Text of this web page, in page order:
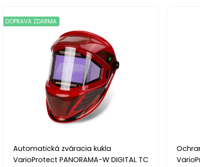
Automatická zváracia kukla
VarioProtect PANORAMA-W DIGITAL TC
DOPRAVA ZDARMA